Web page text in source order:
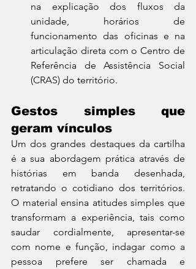
na explicação dos fluxos da
unidade, horários de
funcionamento das oficinas e na
articulação direta com o Centro de
Referência de Assistência Social
(CRAS) do território.
Gestos simples que
geram vínculos
Um dos grandes destaques da cartilha
é a sua abordagem prática através de
histórias em banda desenhada,
retratando o cotidiano dos territórios.
O material ensina atitudes simples que
transformam a experiência, tais como
saudar cordialmente, apresentar-se
com nome e função, indagar como a
pessoa prefere ser chamada e